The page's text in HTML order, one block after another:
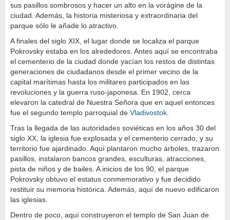
sus pasillos sombrosos y hacer un alto en la vorágine de la
ciudad. Además, la historia misteriosa y extraordinaria del
parque sólo le añade lo atractivo.
A finales del siglo XIX, el lugar donde se localiza el parque
Pokrovsky estaba en los alrededores. Antes aquí se encontraba
el cementerio de la ciudad donde yacían los restos de distintas
generaciones de ciudadanos desde el primer vecino de la
capital marítimas hasta los militares participados en las
revoluciones y la guerra ruso-japonesa. En 1902, cerca
elevaron la catedral de Nuestra Señora que en aquel entonces
fue el segundo templo parroquial de Vladivostok
Tras la llegada de las autoridades soviéticas en los años 30 del
siglo XX, la iglesia fue explosada y el cementerio cerrado, y su
territorio fue ajardinado. Aquí plantaron mucho árboles, trazaron
pasillos, instalaron bancos grandes, esculturas, atracciones,
pista de niños y de bailes. A inicios de los 90, el parque
Pokrovsky obtuvo el estatus conmemorativo y fue decidido
restituir su memoria histórica. Además, aquí de nuevo edificaron
las iglesias.
Dentro de poco, aquí construyeron el templo de San Juan de